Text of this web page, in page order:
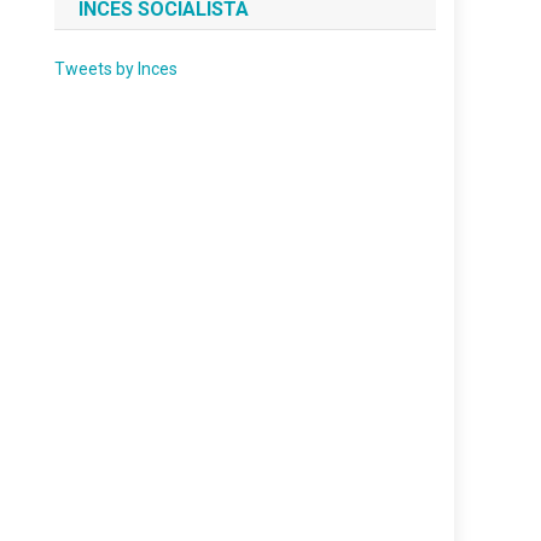
INCES SOCIALISTA
Tweets by Inces